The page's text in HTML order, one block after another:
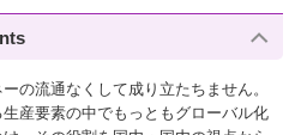
の流通なくして成り立たちません。
産要素の中でもっともグローバル化